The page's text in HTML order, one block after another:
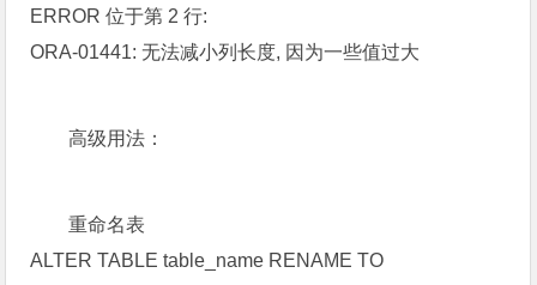
ERROR 位于第 2 行:
ORA-01441: 无法减小列长度, 因为一些值过大
高级用法：
重命名表
ALTER TABLE table_name RENAME TO